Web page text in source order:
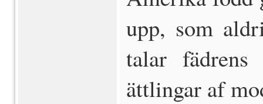
upp, som
talar
ättlingar af